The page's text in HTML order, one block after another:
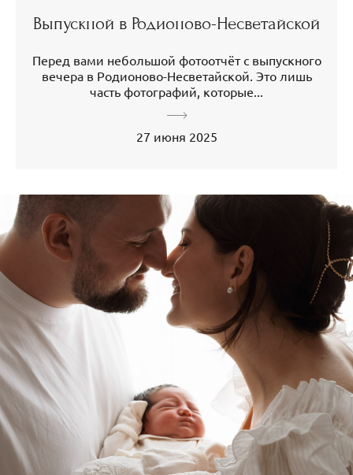
Выпускной в Родионово-Несветайской
Перед вами небольшой фотоотчёт с выпускного
вечера в Родионово-Несветайской. Это лишь
часть фотографий, которые...
27 июня 2025